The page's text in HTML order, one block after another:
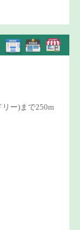
ー)まで250m